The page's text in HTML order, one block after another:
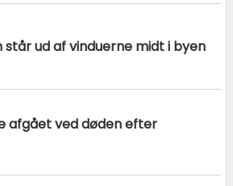
står ud af vinduerne midt i byen
afgået ved døden efter